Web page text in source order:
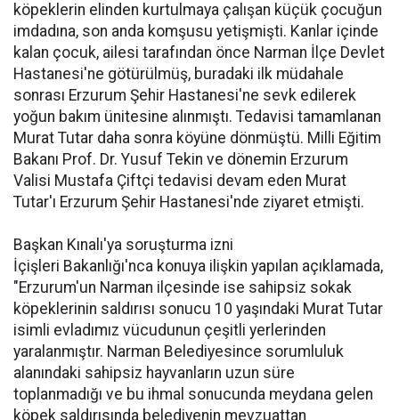
köpeklerin elinden kurtulmaya çalışan küçük çocuğun
imdadına, son anda komşusu yetişmişti. Kanlar içinde
kalan çocuk, ailesi tarafından önce Narman İlçe Devlet
Hastanesi'ne götürülmüş, buradaki ilk müdahale
sonrası Erzurum Şehir Hastanesi'ne sevk edilerek
yoğun bakım ünitesine alınmıştı. Tedavisi tamamlanan
Murat Tutar daha sonra köyüne dönmüştü. Milli Eğitim
Bakanı Prof. Dr. Yusuf Tekin ve dönemin Erzurum
Valisi Mustafa Çiftçi tedavisi devam eden Murat
Tutar'ı Erzurum Şehir Hastanesi'nde ziyaret etmişti.
Başkan Kınalı'ya soruşturma izni
İçişleri Bakanlığı'nca konuya ilişkin yapılan açıklamada,
"Erzurum'un Narman ilçesinde ise sahipsiz sokak
köpeklerinin saldırısı sonucu 10 yaşındaki Murat Tutar
isimli evladımız vücudunun çeşitli yerlerinden
yaralanmıştır. Narman Belediyesince sorumluluk
alanındaki sahipsiz hayvanların uzun süre
toplanmadığı ve bu ihmal sonucunda meydana gelen
köpek saldırısında belediyenin mevzuattan